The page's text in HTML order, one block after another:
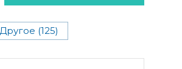
Другое (125)